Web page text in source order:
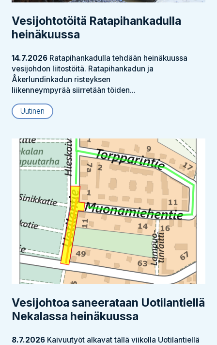
Vesijohtotöitä Ratapihankadulla
heinäkuussa
14.7.2026 Ratapihankadulla tehdään heinäkuussa
vesijohdon liitostöitä. Ratapihankadun ja
Åkerlundinkadun risteyksen
liikenneympyrää siirretään töiden...
Uutinen
Vesijohtoa saneerataan Uotilantiellä
Nekalassa heinäkuussa
8.7.2026 Kaivuutyöt alkavat tällä viikolla Uotilantiellä